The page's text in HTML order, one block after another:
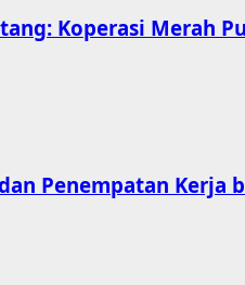
Koperasi Merah
Penempatan Kerja